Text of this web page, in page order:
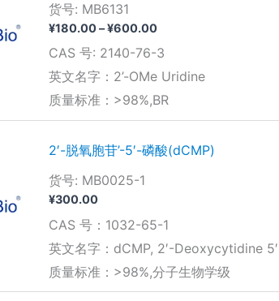
货号: MB6131
¥180.00–¥600.00价
范
围：
¥180.00
至
CAS 号: 2140-76-3
英文名字：2’-OMe Uridine
质量标准：>98%,BR
2′-脱氧胞苷’-5′-磷酸(dCMP)
货号: MB0025-1
¥300.00
CAS 号：1032-65-1
英文名字：dCMP, 2′-Deoxycytidine
质量标准：>98%,分子生物学级